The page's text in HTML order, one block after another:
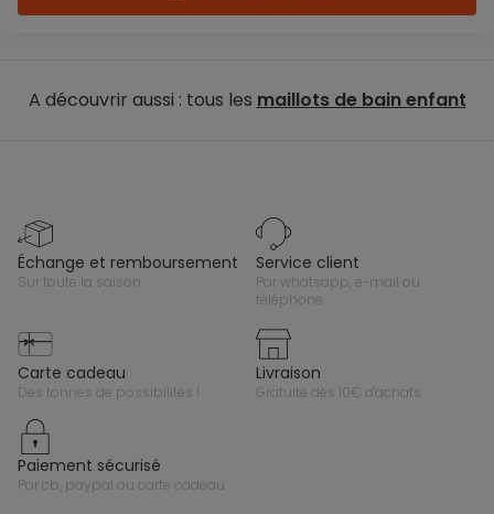
A découvrir aussi : tous les maillots de bain enfant
échange et remboursement
sur toute la saison
service client
par whatsapp, e-mail ou
téléphone
carte cadeau
des tonnes de possibilités !
livraison
gratuite dès 10€ d'achats
paiement sécurisé
par cb, paypal ou carte cadeau